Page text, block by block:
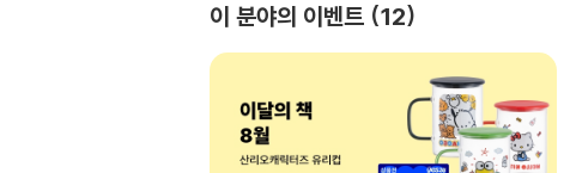
이 분야의 이벤트 12